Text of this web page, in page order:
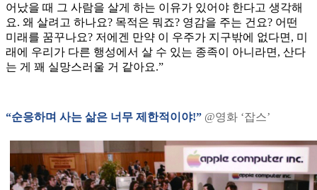
어났을 때 그 사람을 살게 하는 이유가 있어야 한다고 생각해
요. 왜 살려고 하나요? 목적은 뭐죠? 영감을 주는 건요? 어떤
미래를 꿈꾸나요? 저에겐 만약 이 우주가 지구밖에 없다면, 미
래에 우리가 다른 행성에서 살 수 있는 종족이 아니라면, 산다
는 게 꽤 실망스러울 거 같아요.”
“순응하며 사는 삶은 너무 제한적이야!” @영화 ‘잡스’